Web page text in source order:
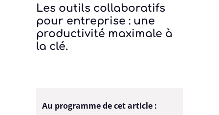
Les outils collaboratifs
pour entreprise : une
productivité maximale à
la clé.
Au programme de cet article :